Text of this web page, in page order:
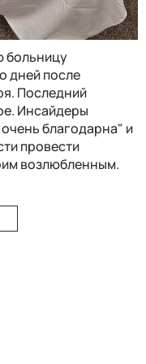
больницу
дней после
Последний
Инсайдеры
благодарна" и
провести
возлюбленным.